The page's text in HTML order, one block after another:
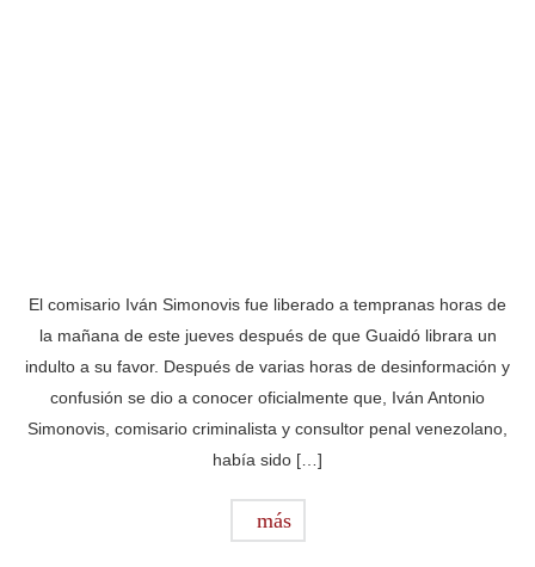
El comisario Iván Simonovis fue liberado a tempranas horas de
la mañana de este jueves después de que Guaidó librara un
indulto a su favor. Después de varias horas de desinformación y
confusión se dio a conocer oficialmente que, Iván Antonio
Simonovis, comisario criminalista y consultor penal venezolano,
había sido […]
más